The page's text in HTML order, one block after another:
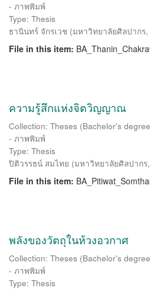
- ภาพพิมพ์
Type: Thesis
ธานินทร์ จักรเวช (มหาวิทยาลัยศิลปากร,
File in this item:
ความรู้สึกแห่งจิตวิญญาณ
Collection: Theses (Bachelor's
- ภาพพิมพ์
Type: Thesis
ปิติวรรธน์ สมไทย (มหาวิทยาลัยศิลปากร,
File in this item:
พลังของวัตถุในห้วงอวกาศ
Collection: Theses (Bachelor's
- ภาพพิมพ์
Type: Thesis